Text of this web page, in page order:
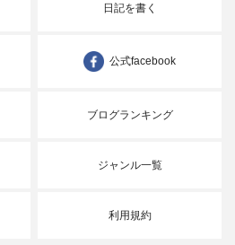
日記を書く
公式facebook
ブログランキング
ジャンル一覧
利用規約